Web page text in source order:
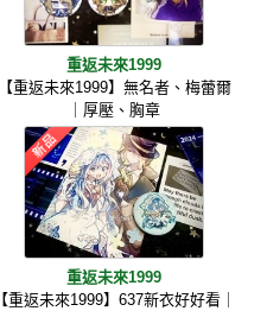
重返未來1999
【重返未來1999】無名者、梅蕾爾
｜厚壓、胸章
重返未來1999
【重返未來1999】637新衣好好看｜